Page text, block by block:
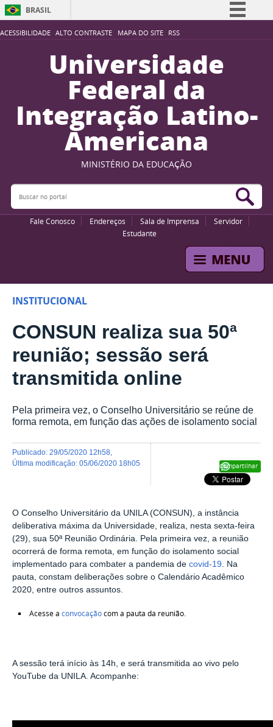
ACESSIBILIDADE ALTO CONTRASTE MAPA DO SITE RSS
BRASIL
Simplifique!
Participe
Acesso à informação
Legislação
Canais
Universidade
Federal da
Integração Latino-
Americana
MINISTÉRIO DA EDUCAÇÃO
Buscar no portal
Fale Conosco Endereços Sala de Imprensa
Servidor
Estudante
INSTITUCIONAL
CONSUN realiza sua 50ª
reunião; sessão será
transmitida online
Pela primeira vez, o Conselho Universitário se reúne de
forma remota, em função das ações de isolamento social
Compartilhar
publicado: 29/05/2020 12h58
última modificação: 05/06/2020 18h05
O Conselho Universitário da UNILA (CONSUN), a instância
deliberativa máxima da Universidade, realiza, nesta sexta-feira
(29), sua 50ª Reunião Ordinária. Pela primeira vez, a reunião
ocorrerá de forma remota, em função do isolamento social
implementado para combater a pandemia de covid-19 . Na
pauta, constam deliberações sobre o Calendário Acadêmico
2020, entre outros assuntos.
Acesse a convocaçãocom a pauta da reunião.
A sessão terá início às 14h, e será transmitida ao vivo pelo
YouTube da UNILA. Acompanhe: